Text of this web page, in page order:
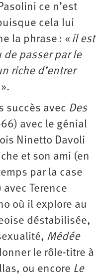
ce n’est
cela lui
la phrase : « il est
passer par le
riche d’entrer
».
succès avec Des
avec le génial
Ninetto Davoli
et son ami (en
par la case
Terence
où il explore au
déstabilisée,
Médée
le rôle-titre à
ou encore Le